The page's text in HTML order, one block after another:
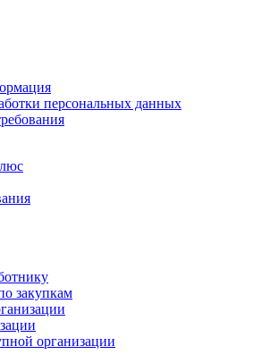
персональных данных
закупкам
организации